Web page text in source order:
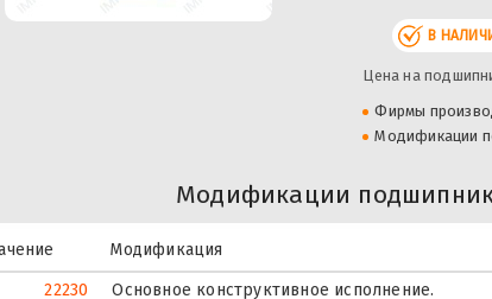
В
Цена на
Фирмы
Модификации
Модификации подшипника
Модификация
22230
Основное конструктивное исполнение.